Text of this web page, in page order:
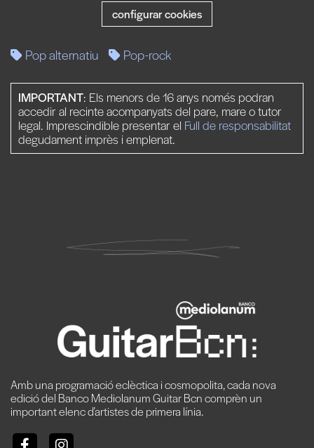
configurar cookies
Pop alternatiu Pop-rock
IMPORTANT: Els menors de 16 anys només podran
accedir al recinte acompanyats del pare, mare o tutor
legal. Imprescindible presentar el Full de responsabilitat
degudament imprès i emplenat.
Amb una programació eclèctica i cosmopolita, cada nova
edició del Banco Mediolanum Guitar Bcn comprèn un
important elenc d’artistes de primera línia.